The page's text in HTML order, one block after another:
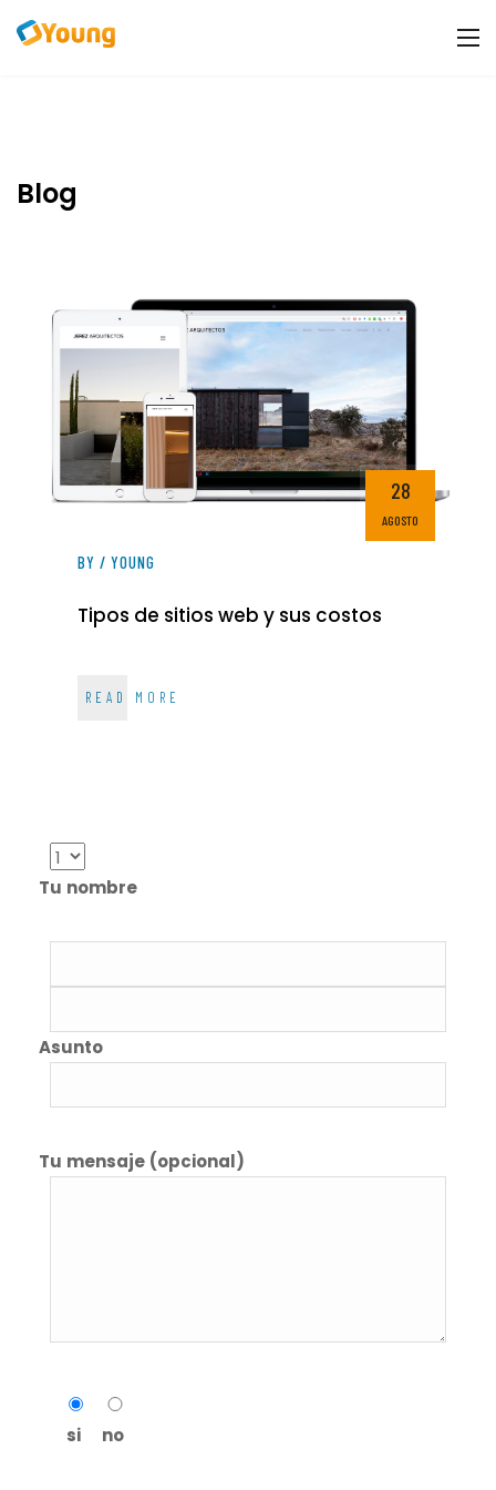
Blog
28
AGOSTO
BY / YOUNG
Tipos de sitios web y sus costos
READ MORE
Tu nombre
Asunto
Tu mensaje (opcional)
si no